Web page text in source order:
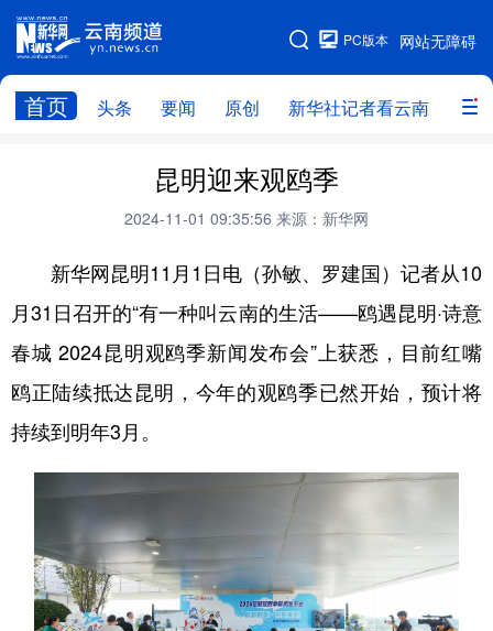
网站无障碍
PC版本
首页 头条 要闻 原创 新华社记者看云南 政务
网站地图
云南要闻
新华社记者看云南 政务
廉政 云南省领导报道集 旅游
教育
州市
社会
图片
经济 服务 云南故事
云南青年说
昆明迎来观鸥季
2024-11-01 09:35:56 来源：新华网
新华网昆明11月1日电（孙敏、罗建国）记者从10
月31日召开的“有一种叫云南的生活——鸥遇昆明·诗意
春城 2024昆明观鸥季新闻发布会”上获悉，目前红嘴
鸥正陆续抵达昆明，今年的观鸥季已然开始，预计将
持续到明年3月。